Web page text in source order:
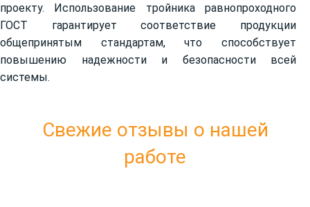
проекту. Использование тройника равнопроходного
ГОСТ гарантирует соответствие продукции
общепринятым стандартам, что способствует
повышению надежности и безопасности всей
системы.
Свежие отзывы о нашей
работе